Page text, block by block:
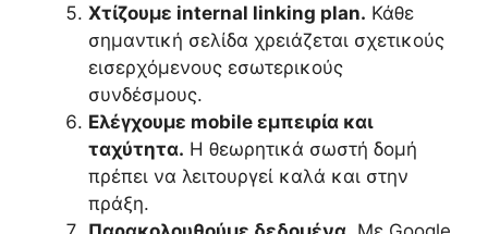
Χτίζουμε internal linking plan. Κάθε
σημαντική σελίδα χρειάζεται σχετικούς
εισερχόμενους εσωτερικούς
συνδέσμους.
Ελέγχουμε mobile εμπειρία και
ταχύτητα. Η θεωρητικά σωστή δομή
πρέπει να λειτουργεί καλά και στην
πράξη.